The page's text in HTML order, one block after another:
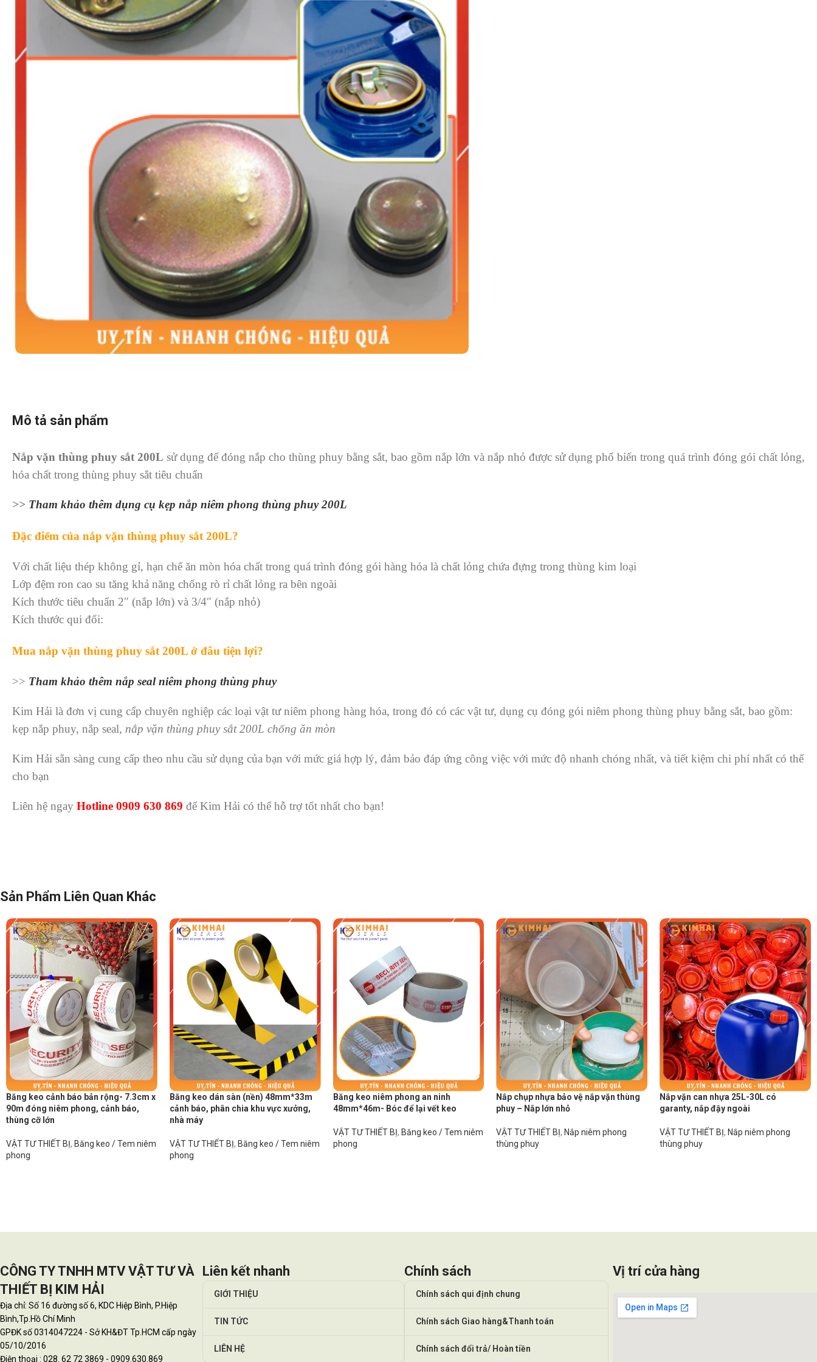
Mô tả sản phẩm
Nắp vặn thùng phuy sắt 200L sử dụng để đóng nắp cho thùng phuy bằng sắt, bao gồm nắp lớn và nắp nhỏ được sử dụng phổ biến trong quá trình đóng gói chất lỏng,
hóa chất trong thùng phuy sắt tiêu chuẩn
>> Tham khảo thêm dụng cụ kẹp nắp niêm phong thùng phuy 200L
Đặc điểm của nắp vặn thùng phuy sắt 200L?
Với chất liệu thép không gỉ, hạn chế ăn mòn hóa chất trong quá trình đóng gói hàng hóa là chất lỏng chứa đựng trong thùng kim loại
Lớp đệm ron cao su tăng khả năng chống rò rỉ chất lỏng ra bên ngoài
Kích thước tiêu chuẩn 2″ (nắp lớn) và 3/4″ (nắp nhỏ)
Kích thước qui đổi:
Mua nắp vặn thùng phuy sắt 200L ở đâu tiện lợi?
>> Tham khảo thêm nắp seal niêm phong thùng phuy
Kim Hải là đơn vị cung cấp chuyên nghiệp các loại vật tư niêm phong hàng hóa, trong đó có các vật tư, dụng cụ đóng gói niêm phong thùng phuy bằng sắt, bao gồm:
kẹp nắp phuy, nắp seal, nắp vặn thùng phuy sắt 200L chống ăn mòn
Kim Hải sẵn sàng cung cấp theo nhu cầu sử dụng của bạn với mức giá hợp lý, đảm bảo đáp ứng công việc với mức độ nhanh chóng nhất, và tiết kiệm chi phí nhất có thể
cho bạn
Liên hệ ngay Hotline 0909 630 869 để Kim Hải có thể hỗ trợ tốt nhất cho bạn!
Sản Phẩm Liên Quan Khác
Băng keo cảnh báo bản rộng- 7.3cm x
90m đóng niêm phong, cảnh báo,
thùng cỡ lớn
VẬT TƯ THIẾT BỊ, Băng keo / Tem niêm
phong
Băng keo dán sàn (nền) 48mm*33m
cảnh báo, phân chia khu vực xưởng,
nhà máy
VẬT TƯ THIẾT BỊ, Băng keo / Tem niêm
phong
Băng keo niêm phong an ninh
48mm*46m- Bóc để lại vết keo
VẬT TƯ THIẾT BỊ, Băng keo / Tem niêm
phong
Nắp chụp nhựa bảo vệ nắp vặn thùng
phuy – Nắp lớn nhỏ
VẬT TƯ THIẾT BỊ, Nắp niêm phong
thùng phuy
Nắp vặn can nhựa 25L-30L có
garanty, nắp đậy ngoài
VẬT TƯ THIẾT BỊ, Nắp niêm phong
thùng phuy
CÔNG TY TNHH MTV VẬT TƯ VÀ
THIẾT BỊ KIM HẢI
Địa chỉ: Số 16 đường số 6, KDC Hiệp Bình, P.Hiệp
Bình,Tp.Hồ Chí Minh
GPĐK số 0314047224 - Sở KH&ĐT Tp.HCM cấp ngày
05/10/2016
Điện thoại : 028. 62 72 3869 - 0909.630.869
Liên kết nhanh
GIỚI THIỆU
TIN TỨC
LIÊN HỆ
Chính sách
Chính sách qui định chung
Chính sách Giao hàng&Thanh toán
Chính sách đổi trả/ Hoàn tiền
Vị trí cửa hàng